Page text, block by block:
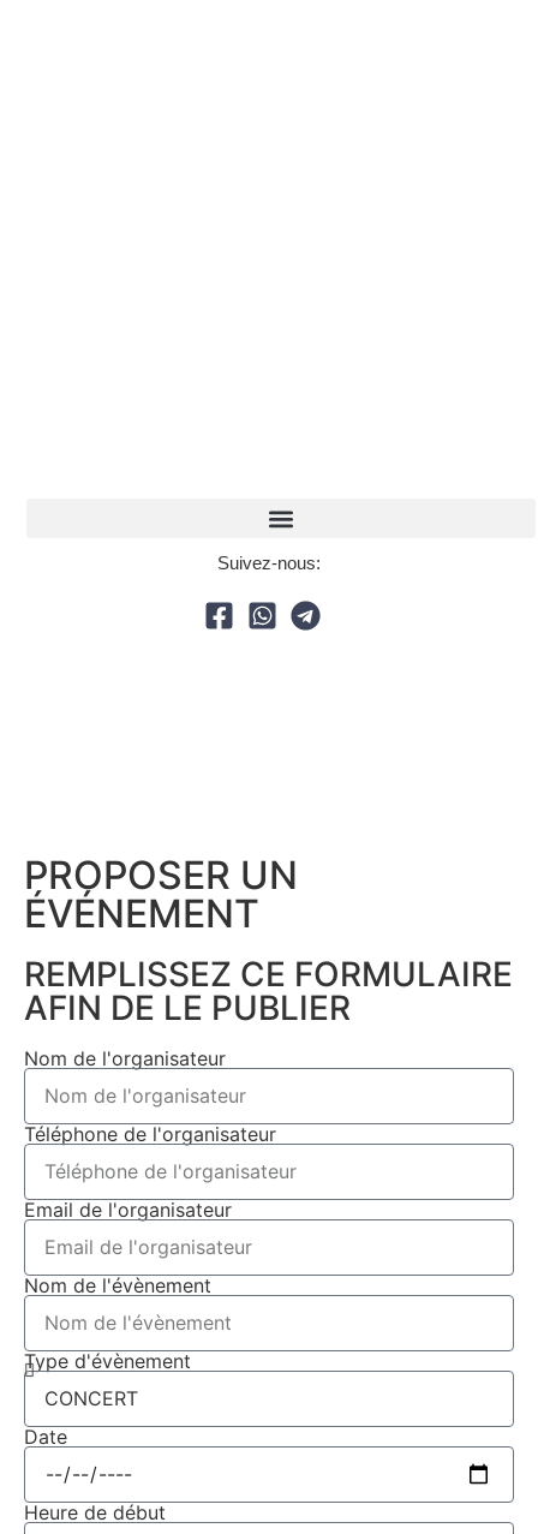
Suivez-nous:
PROPOSER UN
ÉVÉNEMENT​
REMPLISSEZ CE FORMULAIRE
AFIN DE LE PUBLIER
Nom de l'organisateur
Téléphone de l'organisateur
Email de l'organisateur
Nom de l'évènement
Type d'évènement
Date
Heure de début